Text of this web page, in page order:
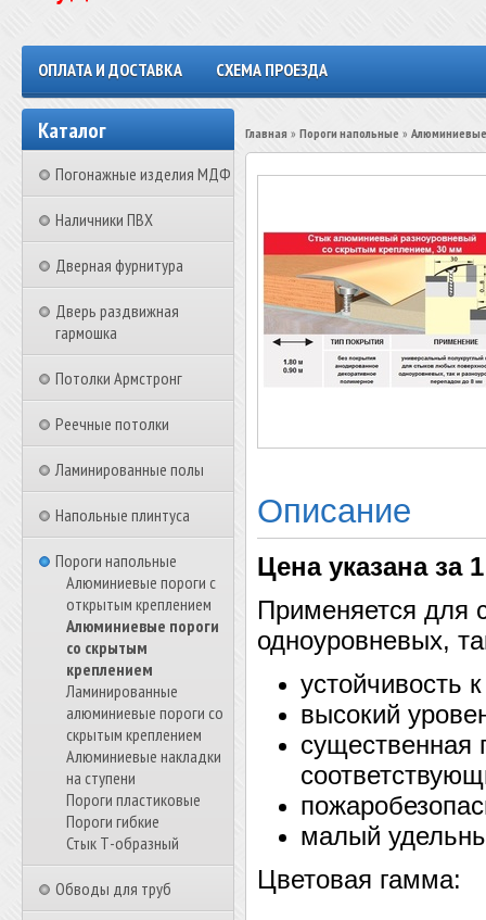
ОПЛАТА И ДОСТАВКА СХЕМА ПРОЕЗДА
Каталог
Погонажные изделия МДФ
Наличники ПВХ
Дверная фурнитура
Дверь раздвижная
гармошка
Потолки Армстронг
Реечные потолки
Ламинированные полы
Напольные плинтуса
Пороги напольные
Алюминиевые пороги с
открытым креплением
Алюминиевые пороги
со скрытым
креплением
Ламинированные
алюминиевые пороги со
скрытым креплением
Алюминиевые накладки
на ступени
Пороги пластиковые
Пороги гибкие
Стык Т-образный
Обводы для труб
Главная » Пороги напольные »
Описание
Цена указана за
Применяется для
одноуровневых,
устойчивость
высокий
существенная
малый
Цветовая гамма: